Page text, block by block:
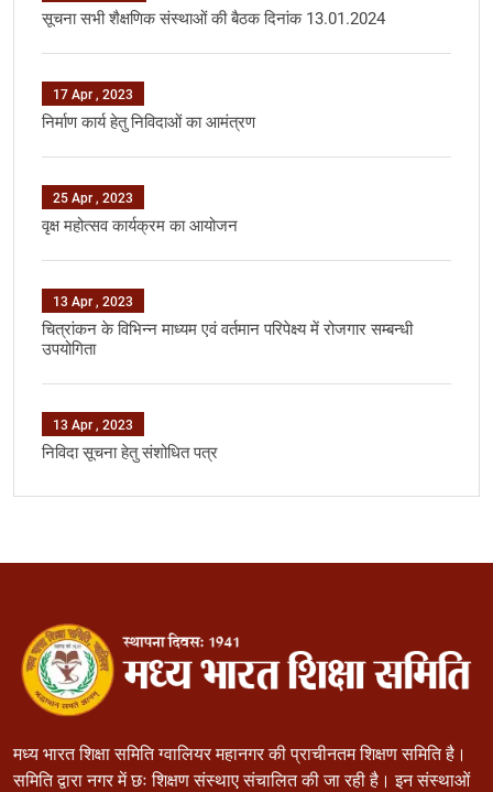
सूचना सभी शैक्षणिक संस्‍थाओं की बैठक दिनांक 13.01.2024
17 Apr , 2023
निर्माण कार्य हेतु निविदाओं का आमंत्रण
25 Apr , 2023
वृक्ष महोत्सव कार्यक्रम का आयोजन
13 Apr , 2023
चित्रांकन के विभिन्न माध्यम एवं वर्तमान परिपेक्ष्य में रोजगार सम्बन्धी
उपयोगिता
13 Apr , 2023
निविदा सूचना हेतु संशोधित पत्र
मध्य भारत शिक्षा समिति ग्वालियर महानगर की प्राचीनतम शिक्षण समिति है।
समिति द्वारा नगर में छः शिक्षण संस्थाए संचालित की जा रही है। इन संस्थाओं